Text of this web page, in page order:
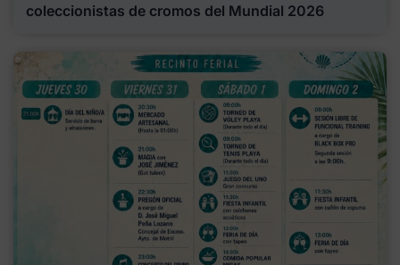
coleccionistas de cromos del Mundial 2026